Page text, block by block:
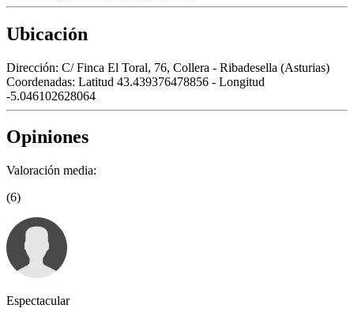
Ubicación
Dirección: C/ Finca El Toral, 76, Collera - Ribadesella (Asturias)
Coordenadas: Latitud 43.439376478856 - Longitud
-5.046102628064
Opiniones
Valoración media:
(6)
Espectacular